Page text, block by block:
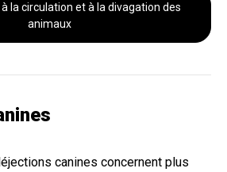
la circulation et à la divagation des
animaux
canines concernent plus